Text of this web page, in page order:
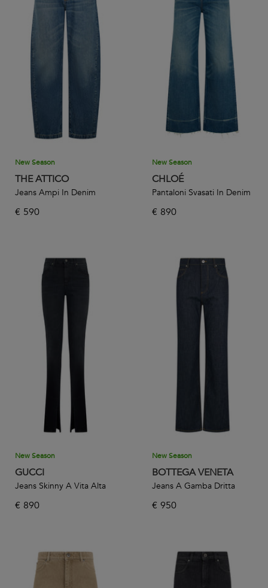
New Season
THE ATTICO
Jeans Ampi In Denim
€ 590
New Season
CHLOÉ
Pantaloni Svasati In Denim
€ 890
New Season
GUCCI
Jeans Skinny A Vita Alta
€ 890
New Season
BOTTEGA VENETA
Jeans A Gamba Dritta
€ 950